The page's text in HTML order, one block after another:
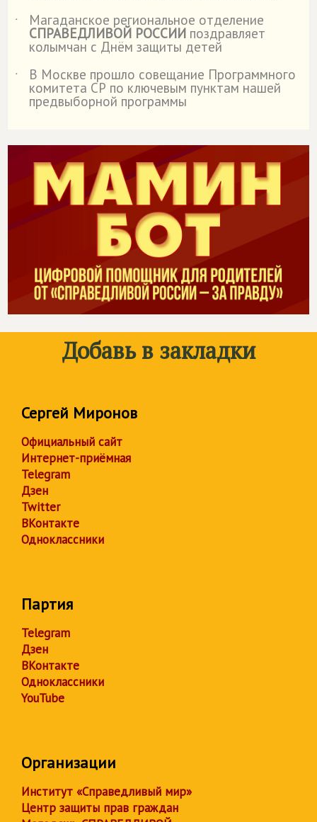
˙
Магаданское региональное отделение
СПРАВЕДЛИВОЙ РОССИИ поздравляет
колымчан с Днём защиты детей
˙
В Москве прошло совещание Программного
комитета СР по ключевым пунктам нашей
предвыборной программы
Добавь в закладки
Сергей Миронов
Официальный сайт
Интернет-приёмная
Telegram
Дзен
Twitter
ВКонтакте
Одноклассники
Партия
Telegram
Дзен
ВКонтакте
Одноклассники
YouTube
Организации
Институт «Справедливый мир»
Центр защиты прав граждан